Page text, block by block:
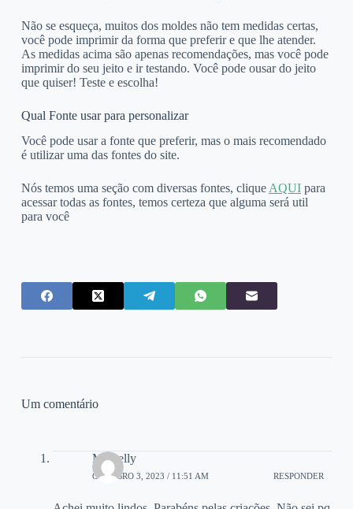
Não se esqueça, muitos dos moldes não tem medidas certas,
você pode imprimir da forma que preferir e que lhe atender.
As medidas acima são apenas recomendações, mas você pode
imprimir do seu jeito e ir testando. Você pode ousar do jeito
que quiser! Teste e escolha!
Qual Fonte usar para personalizar
Você pode usar a fonte que preferir, mas o mais recomendado
é utilizar uma das fontes do site.
Nós temos uma seção com diversas fontes, clique AQUIpara
acessar todas as fontes, temos certeza que alguma será util
para você
Um comentário
Michelly
OUTUBRO 3, 2023 / 11:51 AM RESPONDER